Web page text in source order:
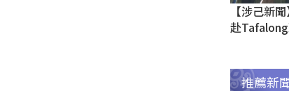
【涉己新
赴
推薦新